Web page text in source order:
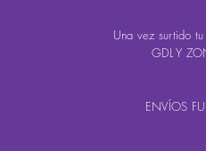
Una vez surtido
GDL Y
ENVÍOS